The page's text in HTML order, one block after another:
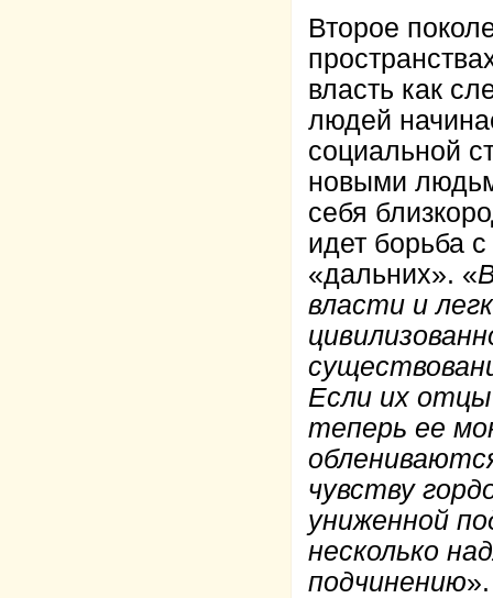
Второе
власть как
людей
социальной
новыми
себя
идет борьба
«дальних». «
власти и
Если их отцы
теперь ее
чувству
униженной
несколько
подчинению».